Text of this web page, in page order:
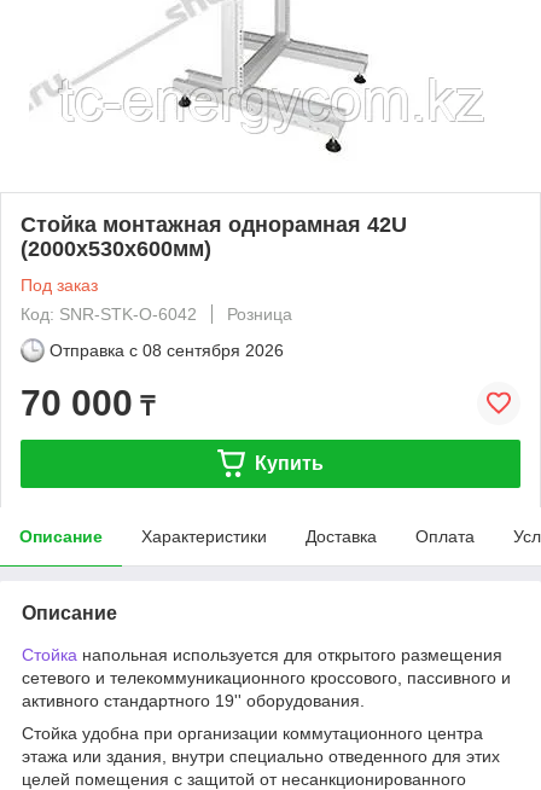
Стойка монтажная однорамная 42U
(2000х530х600мм)
Под заказ
Код: SNR-STK-O-6042
Розница
Отправка с 08 сентября 2026
70 000 ₸
Купить
Описание Характеристики Доставка Оплата
Описание
Стойка напольная используется для открытого размещения
сетевого и телекоммуникационного кроссового, пассивного и
активного стандартного 19'' оборудования.
Стойка удобна при организации коммутационного центра
этажа или здания, внутри специально отведенного для этих
целей помещения с защитой от несанкционированного